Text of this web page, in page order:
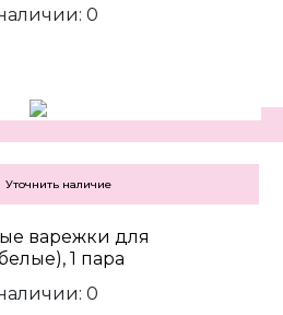
0
Уточнить наличие
варежки для
1 пара
0